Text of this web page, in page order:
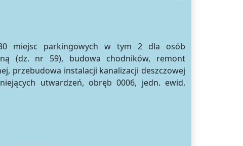
miejsc parkingowych w tym 2 dla osób
(dz. nr 59), budowa chodników, remont
przebudowa instalacji kanalizacji deszczowej
utwardzeń, obręb 0006, jedn. ewid.